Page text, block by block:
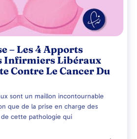
– Les 4 Apports
Infirmiers Libéraux
Contre Le Cancer Du
sont un maillon incontournable
que de la prise en charge des
cette pathologie qui